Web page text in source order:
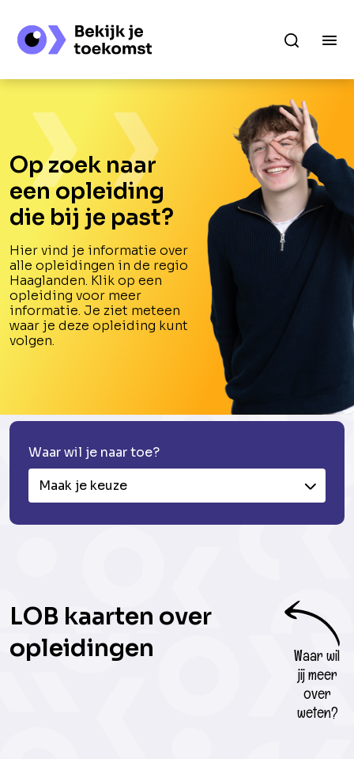
Op zoek naar
een opleiding
die bij je past?
Hier vind je informatie over
alle opleidingen in de regio
Haaglanden. Klik op een
opleiding voor meer
informatie. Je ziet meteen
waar je deze opleiding kunt
volgen.
Waar wil je naar toe?
Maak je keuze
LOB kaarten over
opleidingen
Waar wil
jij meer
over
weten?